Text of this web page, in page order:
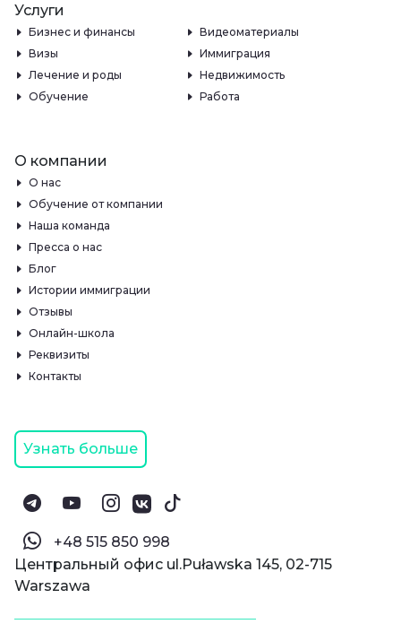
Услуги
Бизнес и финансы
Видеоматериалы
Визы
Иммиграция
Лечение и роды
Недвижимость
Обучение
Работа
О компании
О нас
Обучение от компании
Наша команда
Пресса о нас
Блог
Истории иммиграции
Отзывы
Онлайн-школа
Реквизиты
Контакты
Узнать больше
‪+48 515 850 998‬
Центральный офис ul.Puławska 145, 02-715
Warszawa